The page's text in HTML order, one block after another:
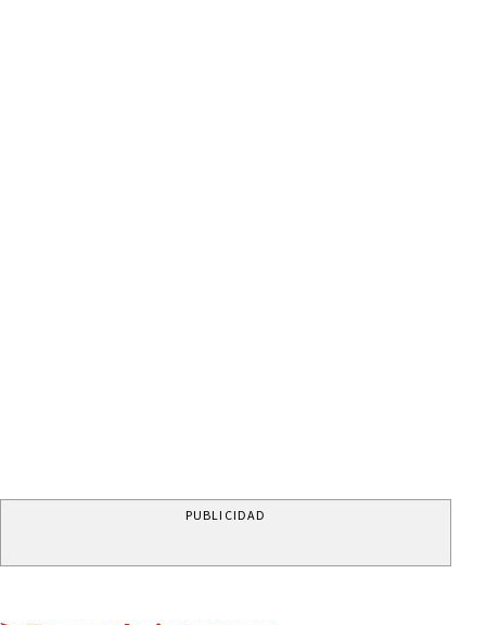
PUBLICIDAD